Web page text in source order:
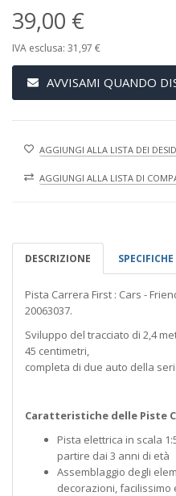
39,00 €
IVA esclusa: 31,97 €
AVVISAMI QUANDO
AGGIUNGI ALLA LISTA DEI
AGGIUNGI ALLA LISTA DI
DESCRIZIONE SPECIFICHE
Pista Carrera First : Cars -
20063037.
Sviluppo del tracciato di 2,4
45 centimetri,
completa di due auto della
Caratteristiche delle Piste
Pista elettrica in scala
partire dai 3 anni di età
Assemblaggio degli
decorazioni, facilissimo